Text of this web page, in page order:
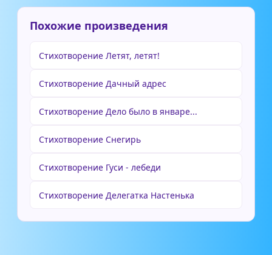
Похожие произведения
Стихотворение Летят, летят!
Стихотворение Дачный адрес
Стихотворение Дело было в январе...
Стихотворение Снегирь
Стихотворение Гуси - лебеди
Стихотворение Делегатка Настенька